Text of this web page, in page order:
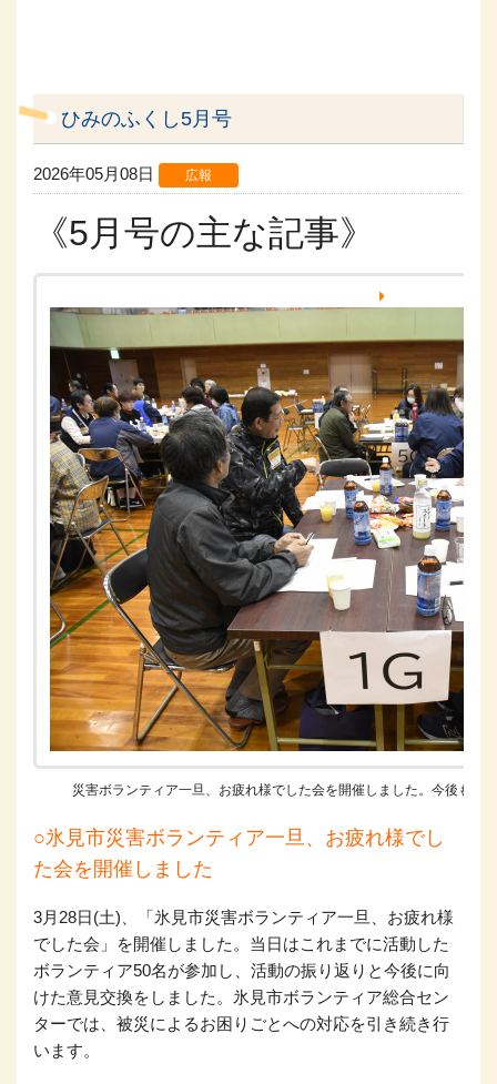
ひみのふくし5月号
2026年05月08日 広報
《5月号の主な記事》
災害ボランティア一旦、お疲れ様でした会を開催しました。今後も被
○氷見市災害ボランティア一旦、お疲れ様でし
た会を開催しました
3月28日(土)、「氷見市災害ボランティア一旦、お疲れ様
でした会」を開催しました。当日はこれまでに活動した
ボランティア50名が参加し、活動の振り返りと今後に向
けた意見交換をしました。氷見市ボランティア総合セン
ターでは、被災によるお困りごとへの対応を引き続き行
います。